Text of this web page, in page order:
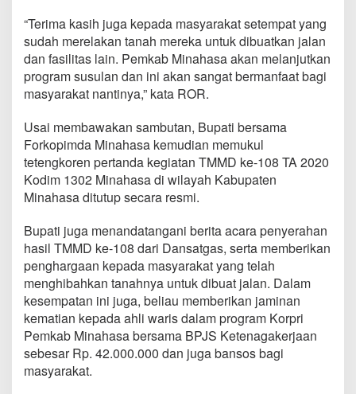
s
a
d
i
L
g
o
w
a
n
a
r
a
“Terima kasih juga kepada masyarakat setempat yang
sudah merelakan tanah mereka untuk dibuatkan jalan
dan fasilitas lain. Pemkab Minahasa akan melanjutkan
program susulan dan ini akan sangat bermanfaat bagi
masyarakat nantinya,” kata ROR.
Usai membawakan sambutan, Bupati bersama
Forkopimda Minahasa kemudian memukul
tetengkoren pertanda kegiatan TMMD ke-108 TA 2020
Kodim 1302 Minahasa di wilayah Kabupaten
Minahasa ditutup secara resmi.
Bupati juga menandatangani berita acara penyerahan
hasil TMMD ke-108 dari Dansatgas, serta memberikan
penghargaan kepada masyarakat yang telah
menghibahkan tanahnya untuk dibuat jalan. Dalam
kesempatan ini juga, beliau memberikan jaminan
kematian kepada ahli waris dalam program Korpri
Pemkab Minahasa bersama BPJS Ketenagakerjaan
sebesar Rp. 42.000.000 dan juga bansos bagi
masyarakat.